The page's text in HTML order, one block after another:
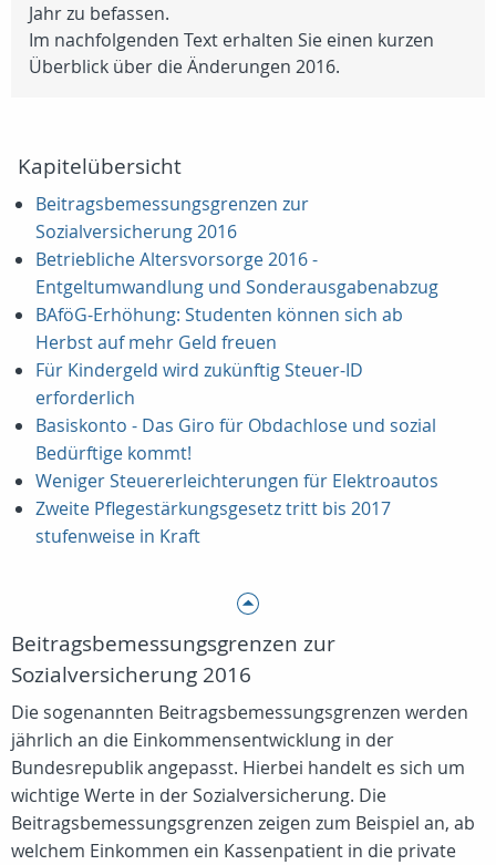
Jahr zu befassen.
Im nachfolgenden Text erhalten Sie einen kurzen
Überblick über die Änderungen 2016.
Kapitelübersicht
Beitragsbemessungsgrenzen zur
Sozialversicherung 2016
Betriebliche Altersvorsorge 2016 -
Entgeltumwandlung und Sonderausgabenabzug
BAföG-Erhöhung: Studenten können sich ab
Herbst auf mehr Geld freuen
Für Kindergeld wird zukünftig Steuer-ID
erforderlich
Basiskonto - Das Giro für Obdachlose und sozial
Bedürftige kommt!
Weniger Steuererleichterungen für Elektroautos
Zweite Pflegestärkungsgesetz tritt bis 2017
stufenweise in Kraft
Beitragsbemessungsgrenzen zur
Sozialversicherung 2016
Die sogenannten Beitragsbemessungsgrenzen werden
jährlich an die Einkommensentwicklung in der
Bundesrepublik angepasst. Hierbei handelt es sich um
wichtige Werte in der Sozialversicherung. Die
Beitragsbemessungsgrenzen zeigen zum Beispiel an, ab
welchem Einkommen ein Kassenpatient in die private